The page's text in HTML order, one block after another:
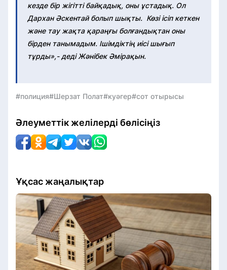
кезде бір жігітті байқадық, оны ұстадық. Ол
Дархан Әскентай болып шықты. Көзі ісіп кеткен
және тау жақта қараңғы болғандықтан оны
бірден танымадым. Ішімдіктің иісі шығып
тұрды»,- деді Жәнібек Әмірақын.
#полиция#Шерзат Полат#куәгер#сот отырысы
Әлеуметтік желілерді бөлісіңіз
Ұқсас жаңалықтар